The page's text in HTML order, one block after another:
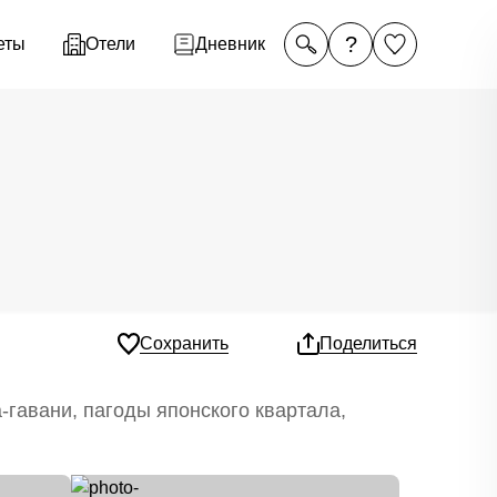
Отели Дневник ?
Сохранить Поделиться
пагоды японского квартала,